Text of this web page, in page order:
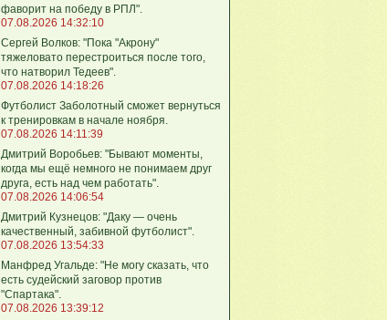
фаворит на победу в РПЛ".
07.08.2026 14:32:10
Сергей Волков: "Пока "Акрону"
тяжеловато перестроиться после того,
что натворил Тедеев".
07.08.2026 14:18:26
Футболист Заболотный сможет вернуться
к тренировкам в начале ноября.
07.08.2026 14:11:39
Дмитрий Воробьев: "Бывают моменты,
когда мы ещё немного не понимаем друг
друга, есть над чем работать".
07.08.2026 14:06:54
Дмитрий Кузнецов: "Даку — очень
качественный, забивной футболист".
07.08.2026 13:54:33
Манфред Угальде: "Не могу сказать, что
есть судейский заговор против
"Спартака".
07.08.2026 13:39:12